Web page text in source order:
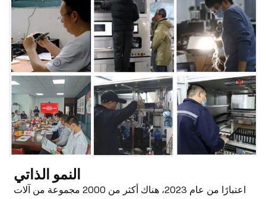
النمو الذاتي
اعتبارًا من عام 2023، هناك أكثر من 2000 مجموعة من آلات